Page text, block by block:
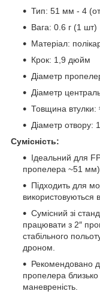
Тип: 51 мм - 4
Вага: 0.6 г (1 шт)
Матеріал:
Крок: 1,9 дюйм
Діаметр
Діаметр
Товщина
Діаметр отвору:
Сумісність:
Ідеальний для
пропелера ~51 мм)
Підходить для
використовуються
Сумісний зі
працювати з 2″
стабільного
дроном.
Рекомендовано
пропелера
маневреність.